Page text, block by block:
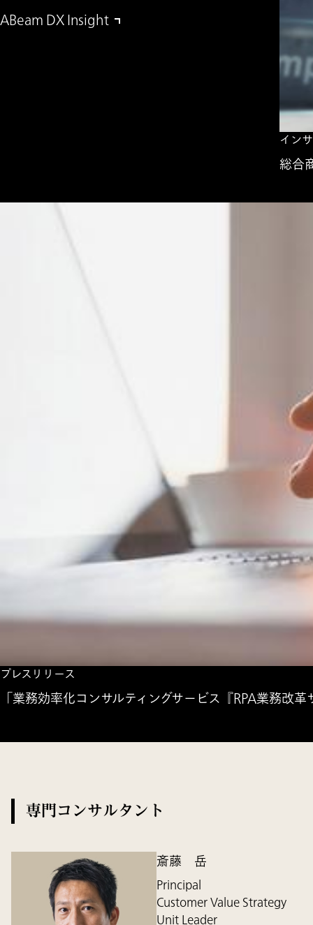
ABeam DX Insight
イン
総合
プレスリリース
「業務効率化コンサルティングサービス『RPA業務
専門コンサルタント
斎藤 岳
Principal
Customer Value Strategy
Unit Leader